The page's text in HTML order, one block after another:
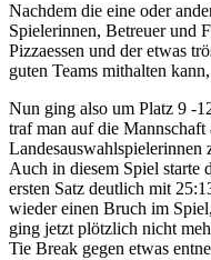
Nachdem die eine oder
Spielerinnen, Betreuer und
Pizzaessen und der etwas
guten Teams mithalten
Nun ging also um Platz 9 -
traf man auf die
Auch in diesem Spiel starte
ersten Satz deutlich mit
wieder einen Bruch im
ging jetzt plötzlich nicht
Tie Break gegen etwas